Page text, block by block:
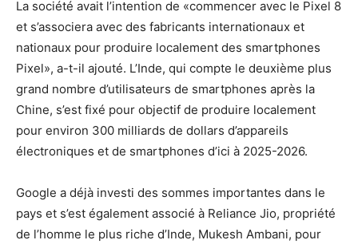
La société avait l’intention de «commencer avec le Pixel 8
et s’associera avec des fabricants internationaux et
nationaux pour produire localement des smartphones
Pixel», a-t-il ajouté. L’Inde, qui compte le deuxième plus
grand nombre d’utilisateurs de smartphones après la
Chine, s’est fixé pour objectif de produire localement
pour environ 300 milliards de dollars d’appareils
électroniques et de smartphones d’ici à 2025-2026.
Google a déjà investi des sommes importantes dans le
pays et s’est également associé à Reliance Jio, propriété
de l’homme le plus riche d’Inde, Mukesh Ambani, pour